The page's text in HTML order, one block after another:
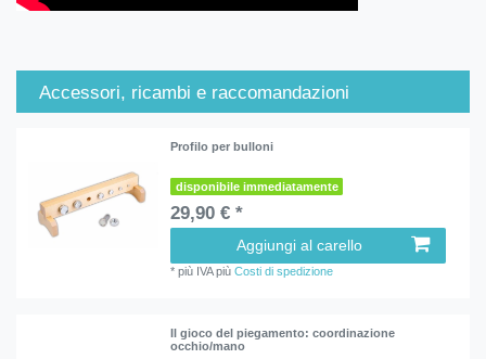
Accessori, ricambi e raccomandazioni
Profilo per bulloni
disponibile immediatamente
29,90 € *
Aggiungi al carello
*più IVApiùCosti di spedizione
Il gioco del piegamento: coordinazione
occhio/mano